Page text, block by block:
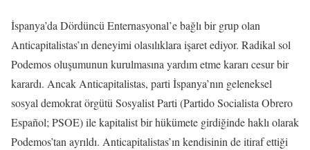
İspanya’da Dördüncü Enternasyonal’e bağlı bir grup olan
Anticapitalistas’ın deneyimi olasılıklara işaret ediyor. Radikal sol
Podemos oluşumunun kurulmasına yardım etme kararı cesur bir
karardı. Ancak Anticapitalistas, parti İspanya’nın geleneksel
sosyal demokrat örgütü Sosyalist Parti (Partido Socialista Obrero
Español; PSOE) ile kapitalist bir hükümete girdiğinde haklı olarak
Podemos’tan ayrıldı. Anticapitalistas’ın kendisinin de itiraf ettiği